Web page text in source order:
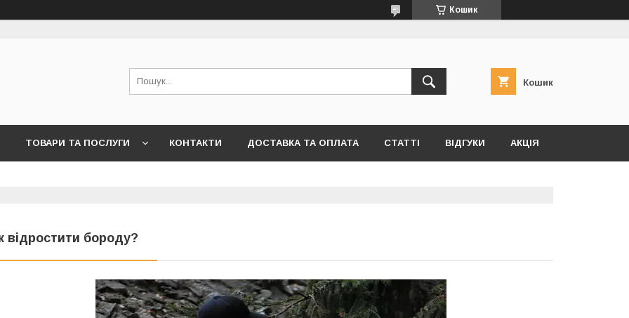
Кошик
Кошик
ТОВАРИ ТА ПОСЛУГИ КОНТАКТИ ДОСТАВКА ТА ОПЛАТА СТАТТІ ВІДГУКИ АКЦІЯ
відростити бороду?